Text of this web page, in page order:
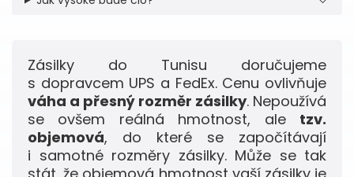
Zásilky do Tunisu doručujeme
s dopravcem UPS a FedEx. Cenu ovlivňuje
váha a přesný rozměr zásilky. Nepoužívá
se ovšem reálná hmotnost, ale tzv.
objemová, do které se započítávají
i samotné rozměry zásilky. Může se tak